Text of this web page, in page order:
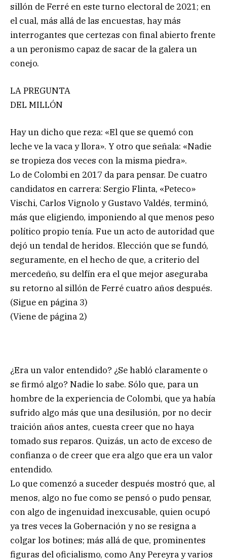
sillón de Ferré en este turno electoral de 2021; en
el cual, más allá de las encuestas, hay más
interrogantes que certezas con final abierto frente
a un peronismo capaz de sacar de la galera un
conejo.
LA PREGUNTA
DEL MILLÓN
Hay un dicho que reza: «El que se quemó con
leche ve la vaca y llora». Y otro que señala: «Nadie
se tropieza dos veces con la misma piedra».
Lo de Colombi en 2017 da para pensar. De cuatro
candidatos en carrera: Sergio Flinta, «Peteco»
Vischi, Carlos Vignolo y Gustavo Valdés, terminó,
más que eligiendo, imponiendo al que menos peso
político propio tenía. Fue un acto de autoridad que
dejó un tendal de heridos. Elección que se fundó,
seguramente, en el hecho de que, a criterio del
mercedeño, su delfín era el que mejor aseguraba
su retorno al sillón de Ferré cuatro años después.
(Sigue en página 3)
(Viene de página 2)
¿Era un valor entendido? ¿Se habló claramente o
se firmó algo? Nadie lo sabe. Sólo que, para un
hombre de la experiencia de Colombi, que ya había
sufrido algo más que una desilusión, por no decir
traición años antes, cuesta creer que no haya
tomado sus reparos. Quizás, un acto de exceso de
confianza o de creer que era algo que era un valor
entendido.
Lo que comenzó a suceder después mostró que, al
menos, algo no fue como se pensó o pudo pensar,
con algo de ingenuidad inexcusable, quien ocupó
ya tres veces la Gobernación y no se resigna a
colgar los botines; más allá de que, prominentes
figuras del oficialismo, como Any Pereyra y varios